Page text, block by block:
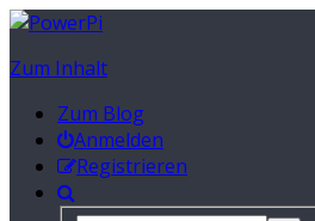
Zum Inhalt
Zum Blog
Anmelden
Registrieren